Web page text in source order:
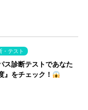
・テスト
ス診断テストであなた
』をチェック！